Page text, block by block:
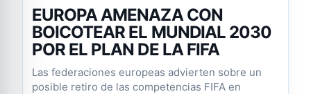
EUROPA AMENAZA CON
BOICOTEAR EL MUNDIAL 2030
POR EL PLAN DE LA FIFA
Las federaciones europeas advierten sobre un
posible retiro de las competencias FIFA en